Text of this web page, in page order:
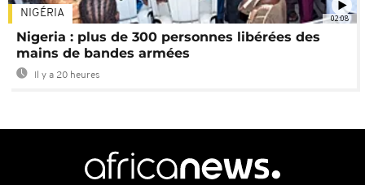
02:08
NIGÉRIA
Nigeria : plus de 300 personnes libérées des
mains de bandes armées
Il y a 20 heures